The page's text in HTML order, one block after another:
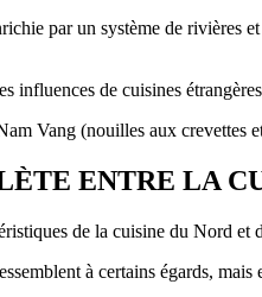
par un système de rivières
influences de cuisines
Vang (nouilles aux crevettes
ENTRE LA
de la cuisine du Nord et
à certains égards,